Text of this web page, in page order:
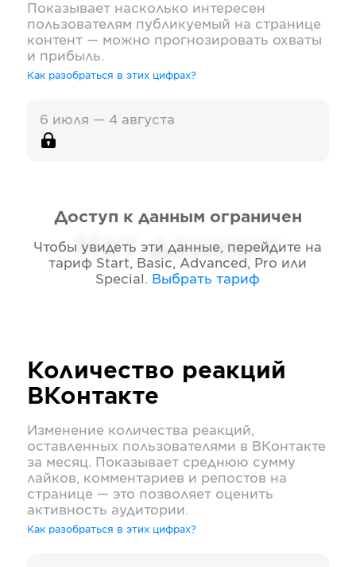
Показывает насколько интересен
пользователям публикуемый на странице
контент — можно прогнозировать охваты
и прибыль.
Как разобраться в этих цифрах?
6 июля — 4 августа
Нет данных
Доступ к данным ограничен
Чтобы увидеть эти данные, перейдите на
тариф Start, Basic, Advanced, Pro или
Special . Выбрать тариф
Количество реакций
ВКонтакте
Изменение количества реакций,
оставленных пользователями в ВКонтакте
за месяц. Показывает среднюю сумму
лайков, комментариев и репостов на
странице — это позволяет оценить
активность аудитории.
Как разобраться в этих цифрах?